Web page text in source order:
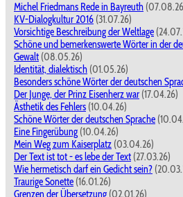
Michel Friedmans Rede in Bayreuth
KV-Dialogkultur 2016 (31.07.26)
Vorsichtige Beschreibung der Weltlage
Schöne und bemerkenswerte Wörter in der
Gewalt (08.05.26)
Identität, dialektisch (01.05.26)
Besonders schöne Wörter der deutschen
Der Junge, der Prinz Eisenherz war (17.04.26)
Ästhetik des Fehlers (10.04.26)
Schöne Wörter der deutschen Sprache
Eine Fingerübung (10.04.26)
Mein Weg zum Kaiserplatz (03.04.26)
Der Text ist tot - es lebe der Text (27.03.26)
Wie hermetisch darf ein Gedicht sein?
Traurige Sonette (16.01.26)
Grenzen der Übersetzung (02.01.26)